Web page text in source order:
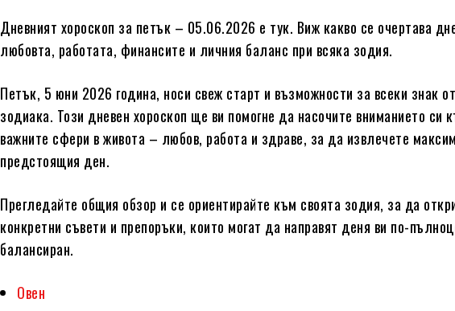
Дневният хороскоп за петък – 05.06.2026 е тук. Виж какво се очертава
любовта, работата, финансите и личния баланс при всяка зодия.
Петък, 5 юни 2026 година, носи свеж старт и възможности за всеки знак от
зодиака. Този дневен хороскоп ще ви помогне да насочите вниманието си
важните сфери в живота – любов, работа и здраве, за да извлечете
предстоящия ден.
Прегледайте общия обзор и се ориентирайте към своята зодия, за да
конкретни съвети и препоръки, които могат да направят деня ви по-
балансиран.
Овен